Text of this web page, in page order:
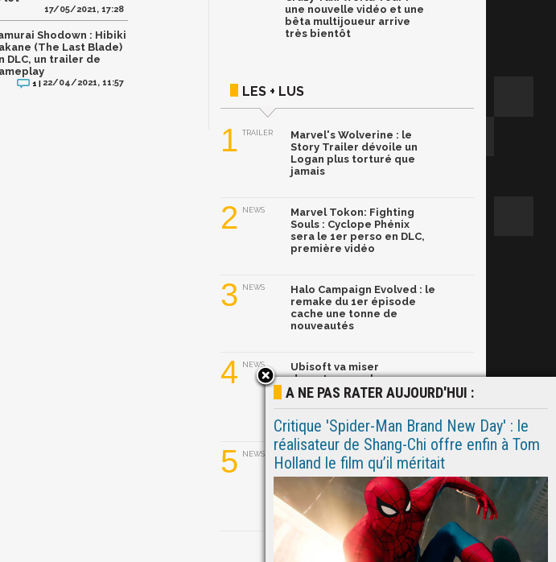
17/05/2021, 17:28
Shodown : Hibiki
(The Last Blade)
DLC, un trailer de
1 | 22/04/2021, 11:57
une nouvelle vidéo et une
bêta multijoueur arrive
très bientôt
LES + LUS
1 TRAILER
Marvel's Wolverine : le
Story Trailer dévoile un
Logan plus torturé que
jamais
2 NEWS
Marvel Tokon: Fighting
Souls : Cyclope Phénix
sera le 1er perso en DLC,
première vidéo
3 NEWS
Halo Campaign Evolved : le
remake du 1er épisode
cache une tonne de
nouveautés
4 NEWS
Ubisoft va miser
davantage sur les
remakes, jugés plus
5 NEWS
Mauvaise nouvelle pour
les fans de Tomb Raider,
l'épisode "Catalyst" est
repoussé à 2028 !
A NE PAS RATER AUJOURD'HUI :
Critique 'Spider-Man Brand New Day' : le
réalisateur de Shang-Chi offre enfin à Tom
Holland le film qu’il méritait